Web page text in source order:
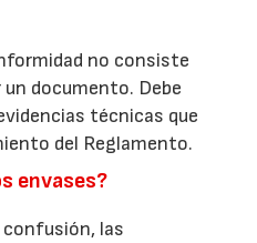
no consiste
documento. Debe
técnicas que
del Reglamento.
envases?
confusión, las